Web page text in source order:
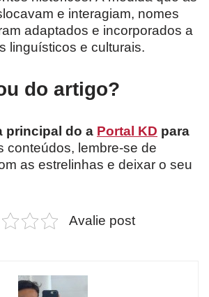
e interagiam, nomes
adaptados e incorporados a
linguísticos e culturais.
do artigo?
principal do a Portal KD para
conteúdos, lembre-se de
as estrelinhas e deixar o seu
Avalie post